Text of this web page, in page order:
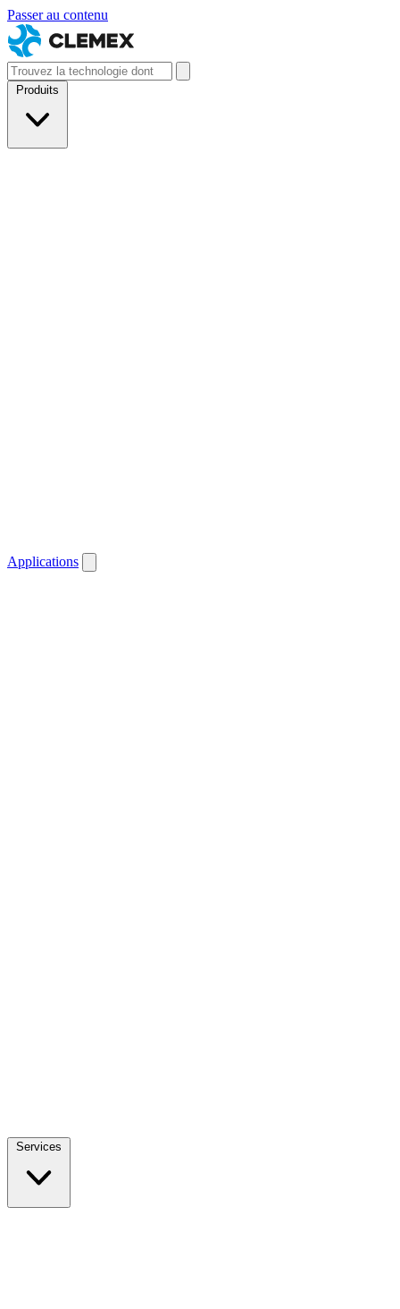
Passer au contenu
Produits
Applications
Services